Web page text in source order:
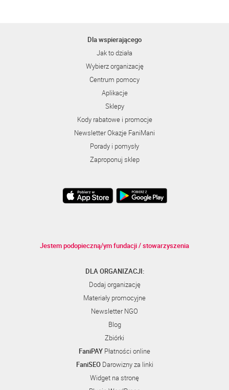
Dla wspierającego
Jak to działa
Wybierz organizację
Centrum pomocy
Aplikacje
Sklepy
Kody rabatowe i promocje
Newsletter Okazje FaniMani
Porady i pomysły
Zaproponuj sklep
Jestem podopieczną/ym fundacji / stowarzyszenia
DLA ORGANIZACJI:
Dodaj organizację
Materiały promocyjne
Newsletter NGO
Blog
Zbiórki
FaniPAY Płatności online
FaniSEODarowizny za linki
Widget na stronę